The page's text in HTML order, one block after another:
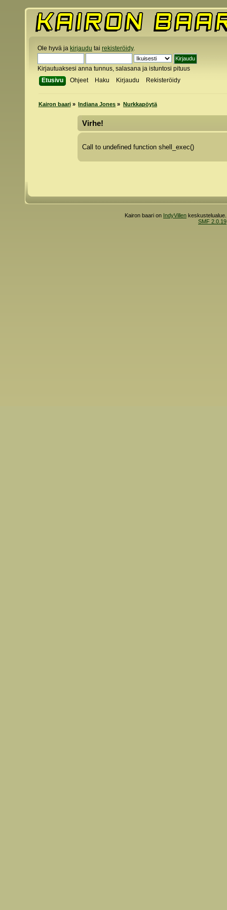
Ole hyvä ja kirjaudu tai rekisteröidy.
Kirjautuaksesi anna tunnus, salasana ja istuntosi pituus
Etusivu
Ohjeet Haku Kirjaudu Rekisteröidy
Kairon baari» Indiana Jones » Nurkkapöytä
Virhe!
Call to undefined function shell_exec()
Kairon baari on IndyVillen
SMF 2.0.19